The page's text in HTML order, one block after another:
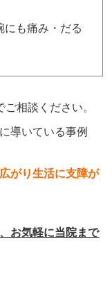
にも痛み・だる
相談ください。
導いている事例
がり生活に支障が
お気軽に当院まで